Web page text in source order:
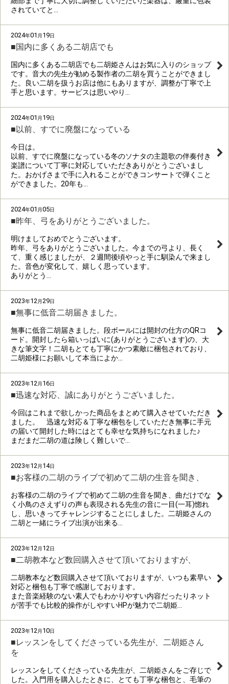
されていてと…
2024年01 月 19日
■国内に多くある二胡店でも
国内に多くある二胡店でも二胡姫さんはお気に入りのショップ
です。音大の先生が勧める製作者の二胡を買うことができまし
た。良い二胡を扱うお店は他にもありますが、調整が丁寧で上
手と思います。サービスは思いやり…
2024年01 月 19日
■以前、すでに廃盤になっている
今日は。
以前、すでに廃盤になっている冬のソナタの主題歌の伴奏付き
楽譜について丁寧に対応していただきありがとうございまし
た。おかげさまで手に入れることができコンサートで弾くこと
ができました。20年も…
2024年01 月05日
■昨年、弓をありがとうございました。
明けましておめでとうございます。
昨年、弓をありがとうございました。今までの弓より、長く
て、重く感じましたが、２週間後頃やっと手に馴染んで来まし
た。音色が変化して、嬉しく思っています。
ありがとう…
2023年12月29日
■無事に低音二胡届きました。
無事に低音二胡届きました。段ボールには開封の仕方のQRコ
ード。開封したら箱いっぱいに(ありがとうございます)の、大
きな筆文字！二胡もとても丁寧にかつ素敵に梱包されており、
二胡姫様にお願いして本当によか…
2023年12月 16日
■迅速な対応、誠にありがとうございました。
今回はこれまで欲しかった商品をまとめて購入させていただき
ました。 迅速な対応＆丁寧な梱包をしていただき無事に手元
の届いて開封した時にはとても幸せな気持ちになれました♪
まだまだ二胡の道は険しく難しいで…
2023年12月 14日
■お客様の二胡のライブで初めて二胡の生音を聞き、
お客様の二胡のライブで初めて二胡の生音を聞き、曲だけでな
く小鳥のさえずりの声も表現される先生の音に一目(一耳)惚れ
し、思いきってチャレンジすることにしました。二胡姫さんの
二胡と一緒にライブ出演が出来る…
2023年12月 12日
■二胡教本など数回購入させて頂いておりますが、
二胡教本など数回購入させて頂いておりますが、いつも素早い
対応と梱包も丁寧で感謝しております。
また音楽経験のない素人でもわかりやすい内容だったりネット
が苦手でも比較的操作がしやすいHPが魅力で二胡姫…
2023年12月 10日
■レッスンをしてくださっている先生が、二胡姫さん
を
レッスンをしてくださっている先生が、二胡姫さんをご存じで
した。入門用を購入したときに、とても丁寧な梱包と、毛筆の